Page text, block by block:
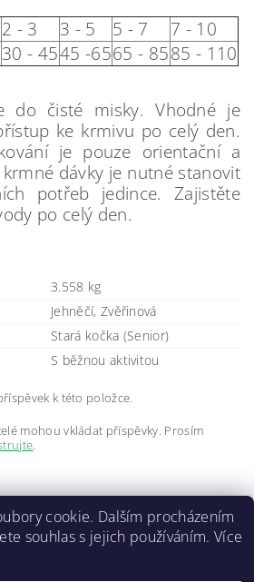
2 - 3 3 - 5 5 - 7
7 - 10
30 - 4545 -6565 - 8585 - 110
do čisté misky. Vhodné je
ke krmivu po celý den.
je pouze orientační a
dávky je nutné stanovit
potřeb jedince. Zajistěte
po celý den.
3.558 kg
Jehněčí, Zvěřinová
Stará kočka (Senior)
S běžnou aktivitou
k této položce.
mohou vkládat příspěvky. Prosím
.
cookie. Dalším procházením
souhlas s jejich používáním. Více